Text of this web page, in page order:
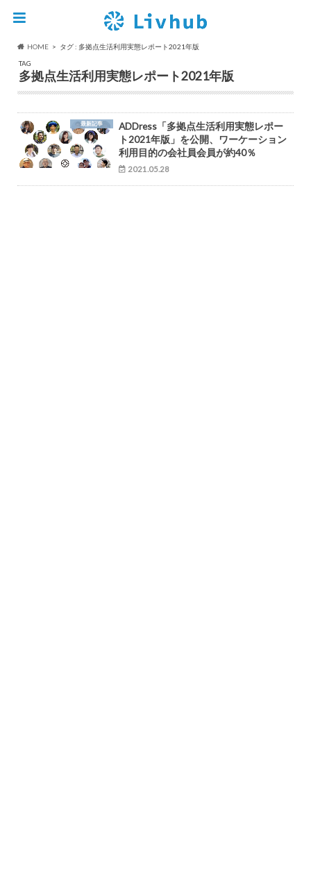
HOME
タグ : 多拠点生活利用実態レポート2021年版
TAG
多拠点生活利用実態レポート2021年版
最新記事
ADDress「多拠点生活利用実態レポー
ト2021年版」を公開、ワーケーション
利用目的の会社員会員が約40％
2021.05.28